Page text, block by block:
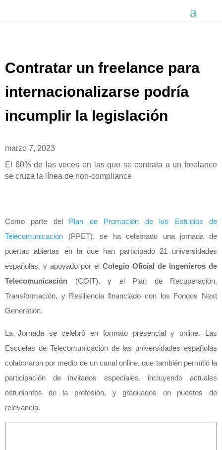
Contratar un freelance para
internacionalizarse podría
incumplir la legislación
marzo 7, 2023
El 60% de las veces en las que se contrata a un freelance
se cruza la línea de non-compliance
Como parte del Plan de Promoción de los Estudios de
Telecomunicación (PPET), se ha celebrado una jornada de
puertas abiertas en la que han participado 21 universidades
españolas, y apoyado por el Colegio Oficial de Ingenieros de
Telecomunicación (COIT), y el Plan de Recuperación,
Transformación, y Resiliencia financiado con los Fondos Next
Generation.
La Jornada se celebró en formato presencial y online. Las
Escuelas de Telecomunicación de las universidades españolas
colaboraron por medio de un canal online, que también permitió la
participación de invitados especiales, incluyendo actuales
estudiantes de la profesión, y graduados en puestos de
relevancia.